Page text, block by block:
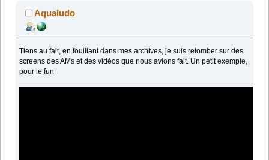
Aqualudo
Tiens au fait, en fouillant dans mes archives, je suis retomber sur des
screens des AMs et des vidéos que nous avions fait. Un petit exemple,
pour le fun